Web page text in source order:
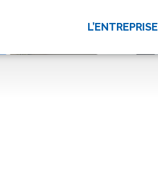
L’ENTREPRISE